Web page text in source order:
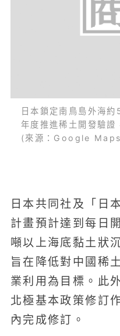
日本鎖定南鳥島外海
年度推進稀土開發驗證
(來源：Google
日本共同社及「日
計畫預計達到每日
噸以上海底黏土狀
旨在降低對中國稀
業利用為目標。此
北極基本政策修訂
內完成修訂。